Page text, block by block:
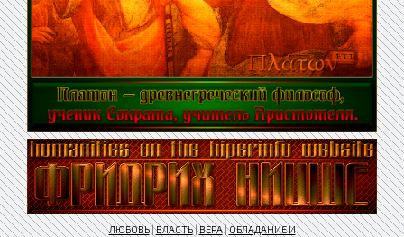
ЛЮБОВЬ|ВЛАСТЬ|ВЕРА|ОБЛАДАНИЕ И